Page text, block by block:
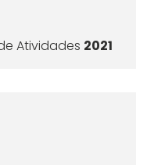
Atividades 2021